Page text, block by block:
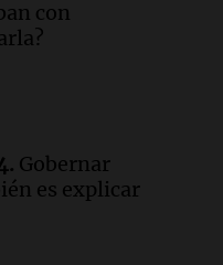
la polémica
con
Gobernar
es explicar